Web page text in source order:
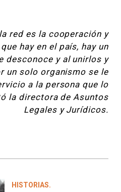
red es la cooperación y
hay en el país, hay un
desconoce y al unirlos y
un solo organismo se le
a la persona que lo
la directora de Asuntos
Legales y Jurídicos.
HISTORIAS.